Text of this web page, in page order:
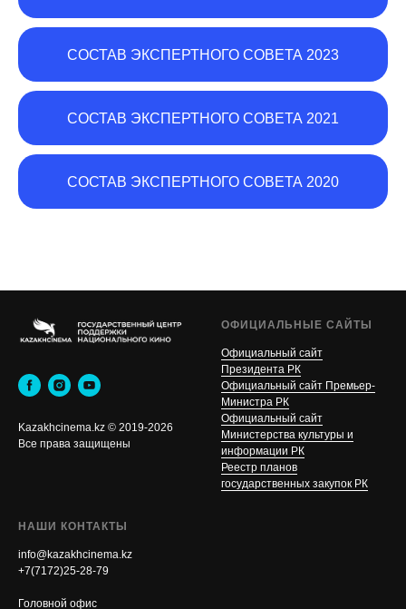
СОСТАВ ЭКСПЕРТНОГО СОВЕТА 2023
СОСТАВ ЭКСПЕРТНОГО СОВЕТА 2021
СОСТАВ ЭКСПЕРТНОГО СОВЕТА 2020
Kazakhcinema.kz © 2019-2026
Все права защищены
ОФИЦИАЛЬНЫЕ САЙТЫ
Официальный сайт
Президента РК
Официальный сайт Премьер-
Министра РК
Официальный сайт
Министерства культуры и
информации РК
Реестр планов
государственных закупок РК
НАШИ КОНТАКТЫ
info@kazakhcinema.kz
+7(7172)25-28-79
Головной офис